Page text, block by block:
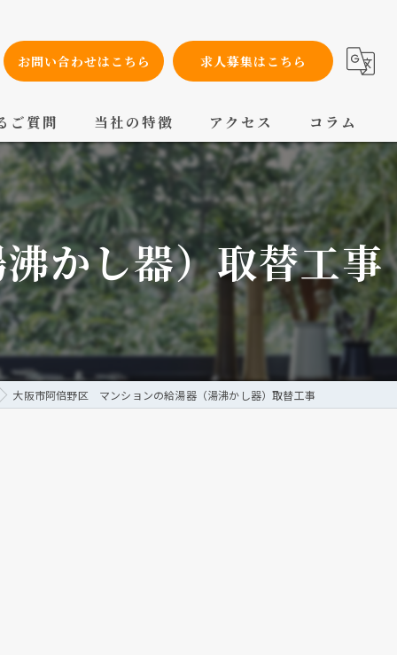
お問い合わせはこちら 求人募集はこちら
ご質問 当社の特徴
設備工事
内装工事
メンテナンス
配管工事
交換
アクセス コラム
かし器）取替工事
大阪市阿倍野区 マンションの給湯器（湯沸かし器）取替工事